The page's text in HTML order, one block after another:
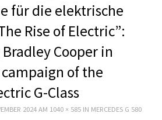
für die elektrische
Rise of Electric”:
Cooper in
of the
G-Class
2024 AM 1040 × 585 IN MERCEDES G 580